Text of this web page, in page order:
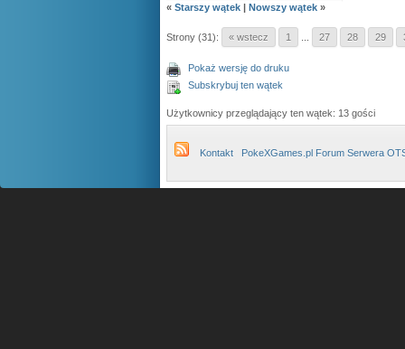
« Starszy wątek | Nowszy wątek »
Strony (31): « wstecz 1 27 28 29
Pokaż wersję do druku
Subskrybuj ten wątek
Użytkownicy przeglądający ten wątek: 13 gości
Kontakt PokeXGames.pl Forum Serwera